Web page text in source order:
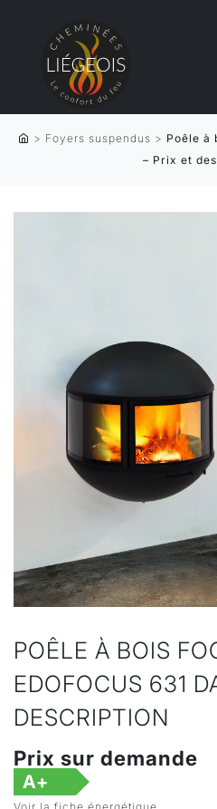
> Foyers suspendus > Poêle à
– Prix et
POÊLE À BOIS
EDOFOCUS 631
DESCRIPTION
Prix sur demande
A+